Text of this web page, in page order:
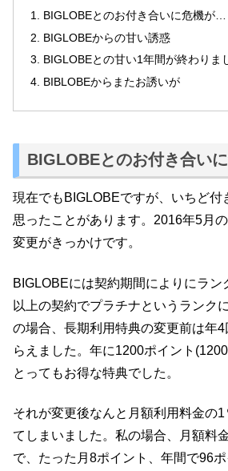
BIGLOBEとのお付き合いに危機が…
BIGLOBEからの甘い誘惑
BIGLOBEとの甘い1年間が終わりま
BIBLOBEからまたお誘いが
BIGLOBEとのお付き合い
現在でもBIGLOBEですが、いちど付
思ったことがあります。2016年5月
変更がきっかけです。
BIGLOBEには契約期間によりにラン
以上の契約でプラチナというランク
の場合、長期利用特典の変更前は年
らえました。年に1200ポイント
とってもお得な特典でした。
それが変更後なんと月額利用料金の
てしまいました。私の場合、月額料
で、たった月8ポイント、年間で96